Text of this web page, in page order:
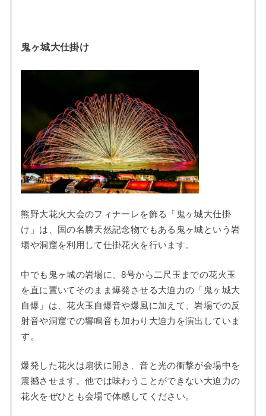
鬼ヶ城大仕掛け
熊野大花火大会のフィナーレを飾る「鬼ヶ城大仕掛
け」は、国の名勝天然記念物でもある鬼ヶ城という岩
場や洞窟を利用して仕掛花火を行います。
中でも鬼ヶ城の岩場に、8号から二尺玉までの花火玉
を直に置いてそのまま爆発させる大迫力の「鬼ヶ城大
自爆」は、花火玉自爆音や爆風に加えて、岩場での反
射音や洞窟での響鳴音も加わり大迫力を演出していま
す。
爆発した花火は扇状に開き、音と光の衝撃が会場中を
震撼させます。他では味わうことができない大迫力の
花火をぜひとも会場で体感してください。